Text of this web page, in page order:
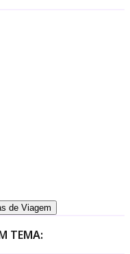
de Viagem
TEMA: